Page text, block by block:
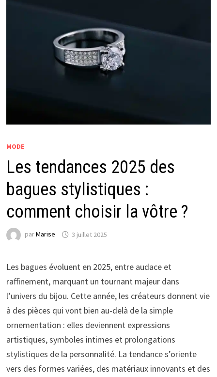
MODE
Les tendances 2025 des
bagues stylistiques :
comment choisir la vôtre ?
parMarise 3 juillet 2025
Les bagues évoluent en 2025, entre audace et
raffinement, marquant un tournant majeur dans
l’univers du bijou. Cette année, les créateurs donnent vie
à des pièces qui vont bien au-delà de la simple
ornementation : elles deviennent expressions
artistiques, symboles intimes et prolongations
stylistiques de la personnalité. La tendance s’oriente
vers des formes variées, des matériaux innovants et des